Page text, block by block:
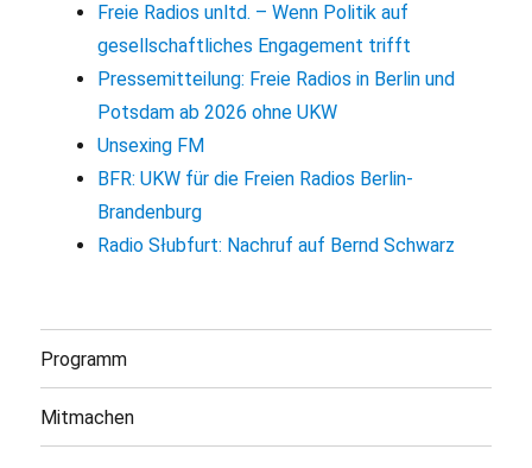
Freie Radios unltd. – Wenn Politik auf
gesellschaftliches Engagement trifft
Pressemitteilung: Freie Radios in Berlin und
Potsdam ab 2026 ohne UKW
Unsexing FM
BFR: UKW für die Freien Radios Berlin-
Brandenburg
Radio Słubfurt: Nachruf auf Bernd Schwarz
Programm
Mitmachen